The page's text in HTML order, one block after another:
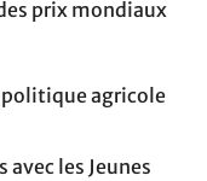
prix mondiaux
politique agricole
les Jeunes